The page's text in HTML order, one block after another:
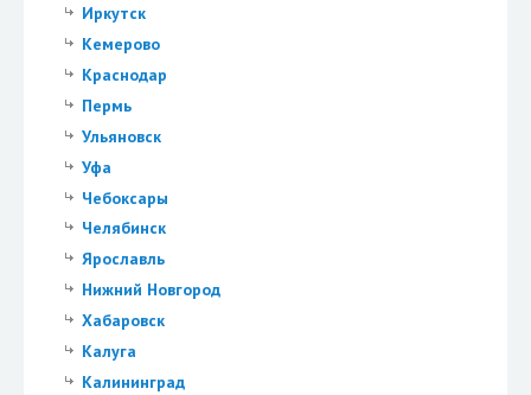
Иркутск
Кемерово
Краснодар
Пермь
Ульяновск
Уфа
Чебоксары
Челябинск
Ярославль
Нижний Новгород
Хабаровск
Калуга
Калининград